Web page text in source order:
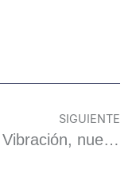
SIGUIENTE
Filtra Vibración, nuestra empresa